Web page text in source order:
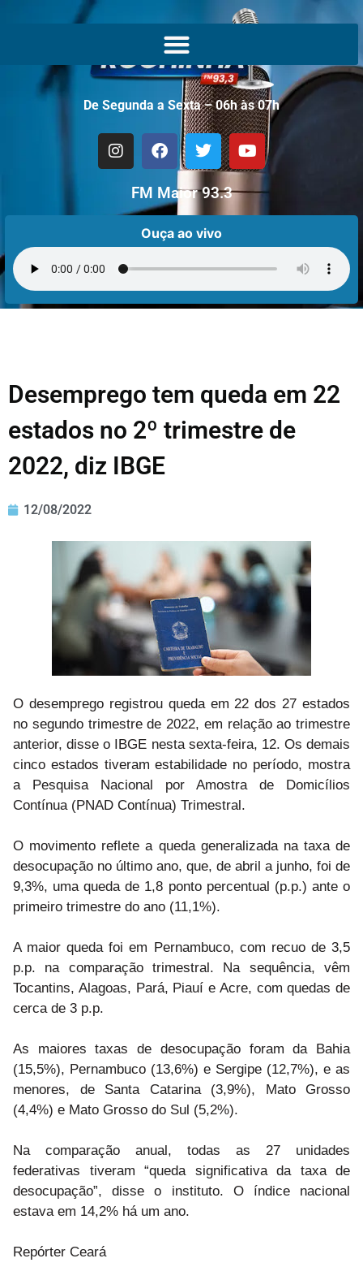
De Segunda a Sexta – 06h às 07h
FM Maior 93.3
Ouça ao vivo
Desemprego tem queda em 22
estados no 2º trimestre de
2022, diz IBGE
12/08/2022
O desemprego registrou queda em 22 dos 27 estados
no segundo trimestre de 2022, em relação ao trimestre
anterior, disse o IBGE nesta sexta-feira, 12. Os demais
cinco estados tiveram estabilidade no período, mostra
a Pesquisa Nacional por Amostra de Domicílios
Contínua (PNAD Contínua) Trimestral.
O movimento reflete a queda generalizada na taxa de
desocupação no último ano, que, de abril a junho, foi de
9,3%, uma queda de 1,8 ponto percentual (p.p.) ante o
primeiro trimestre do ano (11,1%).
A maior queda foi em Pernambuco, com recuo de 3,5
p.p. na comparação trimestral. Na sequência, vêm
Tocantins, Alagoas, Pará, Piauí e Acre, com quedas de
cerca de 3 p.p.
As maiores taxas de desocupação foram da Bahia
(15,5%), Pernambuco (13,6%) e Sergipe (12,7%), e as
menores, de Santa Catarina (3,9%), Mato Grosso
(4,4%) e Mato Grosso do Sul (5,2%).
Na comparação anual, todas as 27 unidades
federativas tiveram “queda significativa da taxa de
desocupação”, disse o instituto. O índice nacional
estava em 14,2% há um ano.
Repórter Ceará